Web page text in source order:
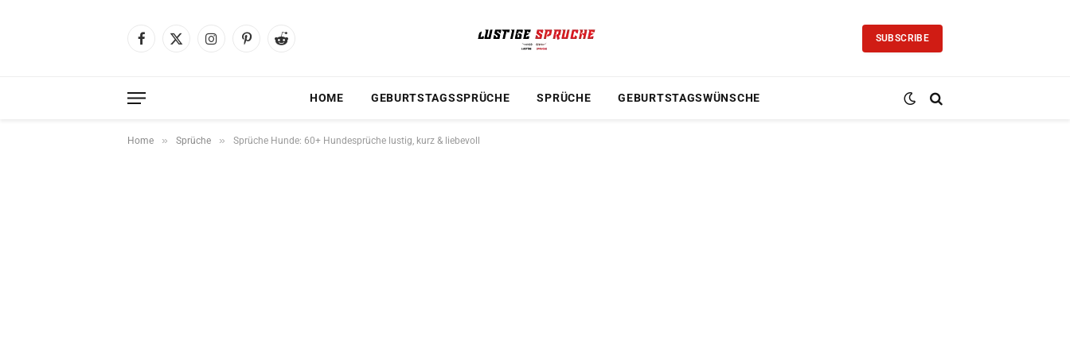
Facebook
X
InstagramPinterestReddit
SUBSCRIBE
HOME GEBURTSTAGSSPRÜCHE SPRÜCHE GEBURTSTAGSWÜNSCHE
Home » Sprüche » Sprüche Hunde: 60+ Hundesprüche lustig, kurz & liebevoll